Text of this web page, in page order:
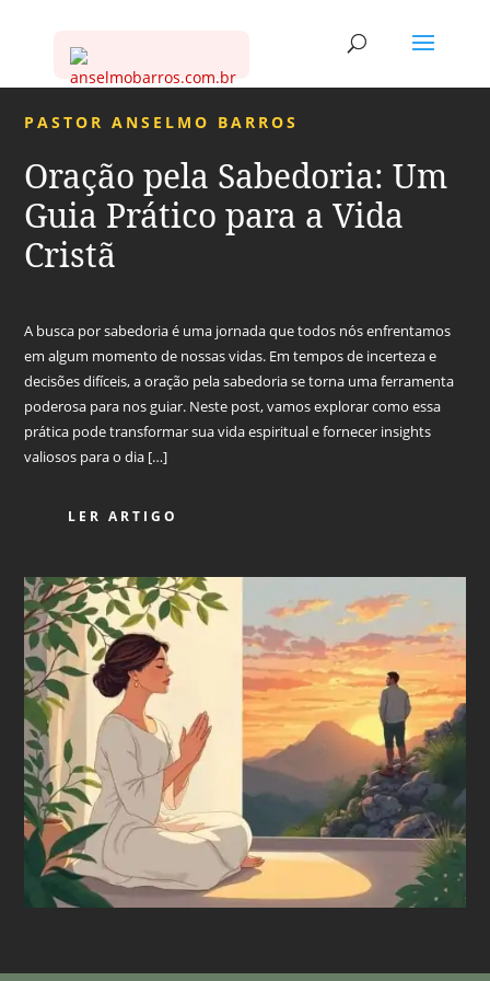
PASTOR ANSELMO BARROS
Oração pela Sabedoria: Um
Guia Prático para a Vida
Cristã
A busca por sabedoria é uma jornada que todos nós enfrentamos
em algum momento de nossas vidas. Em tempos de incerteza e
decisões difíceis, a oração pela sabedoria se torna uma ferramenta
poderosa para nos guiar. Neste post, vamos explorar como essa
prática pode transformar sua vida espiritual e fornecer insights
valiosos para o dia […]
LER ARTIGO